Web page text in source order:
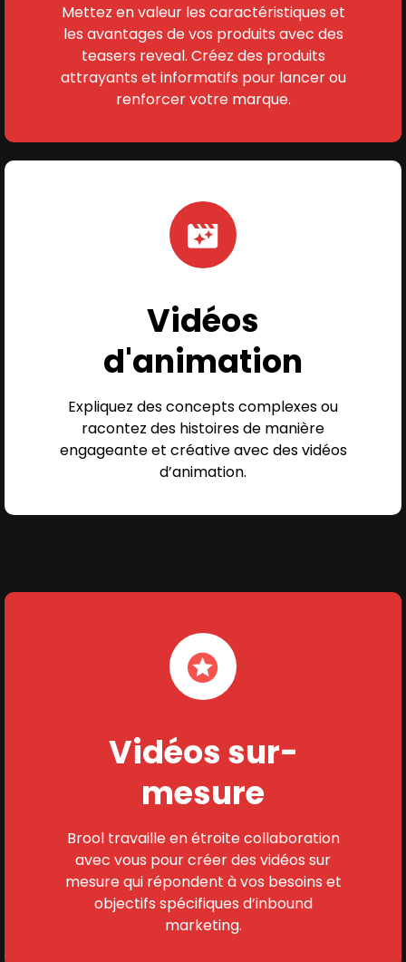
Mettez en valeur les caractéristiques et
les avantages de vos produits avec des
teasers reveal. Créez des produits
attrayants et informatifs pour lancer ou
renforcer votre marque.
Vidéos
d'animation
Expliquez des concepts complexes ou
racontez des histoires de manière
engageante et créative avec des vidéos
d’animation.
Vidéos sur-
mesure
Brool travaille en étroite collaboration
avec vous pour créer des vidéos sur
mesure qui répondent à vos besoins et
objectifs spécifiques d’inbound
marketing.